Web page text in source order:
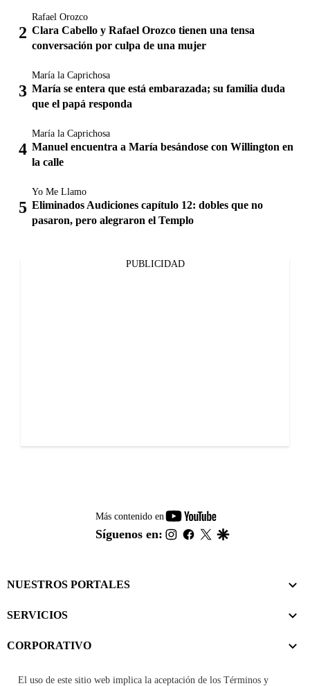
Rafael Orozco
Clara Cabello y Rafael Orozco tienen una tensa
conversación por culpa de una mujer
María la Caprichosa
María se entera que está embarazada; su familia duda
que el papá responda
María la Caprichosa
Manuel encuentra a María besándose con Willington en
la calle
Yo Me Llamo
Eliminados Audiciones capítulo 12: dobles que no
pasaron, pero alegraron el Templo
PUBLICIDAD
Más contenido en
youtube-
footer
Síguenos en: instagram
facebook
twitter
NUESTROS PORTALES
SERVICIOS
CORPORATIVO
El uso de este sitio web implica la aceptación de los Términos y